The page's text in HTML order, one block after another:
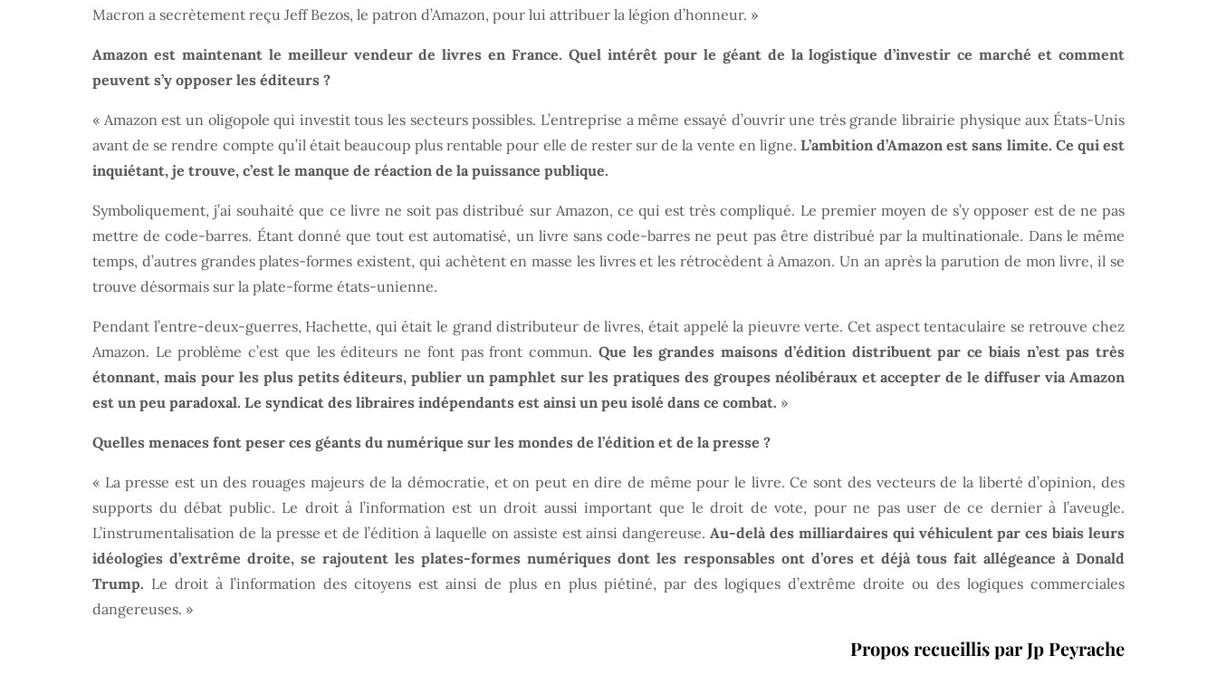
Macron a secrètement reçu Jeff Bezos, le patron d’Amazon, pour lui attribuer la légion d’honneur. »
Amazon est maintenant le meilleur vendeur de livres en France. Quel intérêt pour le géant de la logistique d’investir ce marché et comment
peuvent s’y opposer les éditeurs ?
« Amazon est un oligopole qui investit tous les secteurs possibles. L’entreprise a même essayé d’ouvrir une très grande librairie physique aux États-Unis
avant de se rendre compte qu’il était beaucoup plus rentable pour elle de rester sur de la vente en ligne. L’ambition d’Amazon est sans limite. Ce qui est
inquiétant, je trouve, c’est le manque de réaction de la puissance publique.
Symboliquement, j’ai souhaité que ce livre ne soit pas distribué sur Amazon, ce qui est très compliqué. Le premier moyen de s’y opposer est de ne pas
mettre de code-barres. Étant donné que tout est automatisé, un livre sans code-barres ne peut pas être distribué par la multinationale. Dans le même
temps, d’autres grandes plates-formes existent, qui achètent en masse les livres et les rétrocèdent à Amazon. Un an après la parution de mon livre, il se
trouve désormais sur la plate-forme états-unienne.
Pendant l’entre-deux-guerres, Hachette, qui était le grand distributeur de livres, était appelé la pieuvre verte. Cet aspect tentaculaire se retrouve chez
Amazon. Le problème c’est que les éditeurs ne font pas front commun. Que les grandes maisons d’édition distribuent par ce biais n’est pas très
étonnant, mais pour les plus petits éditeurs, publier un pamphlet sur les pratiques des groupes néolibéraux et accepter de le diffuser via Amazon
est un peu paradoxal. Le syndicat des libraires indépendants est ainsi un peu isolé dans ce combat. »
Quelles menaces font peser ces géants du numérique sur les mondes de l’édition et de la presse ?
« La presse est un des rouages majeurs de la démocratie, et on peut en dire de même pour le livre. Ce sont des vecteurs de la liberté d’opinion, des
supports du débat public. Le droit à l’information est un droit aussi important que le droit de vote, pour ne pas user de ce dernier à l’aveugle.
L’instrumentalisation de la presse et de l’édition à laquelle on assiste est ainsi dangereuse.Au-delà des milliardaires qui véhiculent par ces biais leurs
idéologies d’extrême droite, se rajoutent les plates-formes numériques dont les responsables ont d’ores et déjà tous fait allégeance à Donald
Trump. Le droit à l’information des citoyens est ainsi de plus en plus piétiné, par des logiques d’extrême droite ou des logiques commerciales
dangereuses. »
Propos recueillis par Jp Peyrache